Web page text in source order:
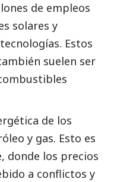
de empleos
solares y
Estos
suelen ser
de los
y gas. Esto es
donde los precios
a conflictos y